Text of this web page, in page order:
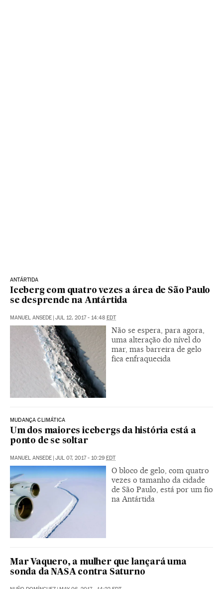
ANTÁRTIDA
Iceberg com quatro vezes a área de São Paulo
se desprende na Antártida
MANUEL ANSEDE | JUL 12, 2017 - 14:48 EDT
Não se espera, para agora,
uma alteração do nível do
mar, mas barreira de gelo
fica enfraquecida
MUDANÇA CLIMÁTICA
Um dos maiores icebergs da história está a
ponto de se soltar
MANUEL ANSEDE | JUL 07, 2017 - 10:29 EDT
O bloco de gelo, com quatro
vezes o tamanho da cidade
de São Paulo, está por um fio
na Antártida
Mar Vaquero, a mulher que lançará uma
sonda da NASA contra Saturno